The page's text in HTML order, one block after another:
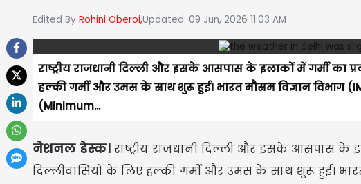
Edited By Rohini Oberoi,Updated: 09 Jun, 2026 11:03 AM
राष्ट्रीय राजधानी दिल्ली और इसके आसपास के इलाकों में गर्मी का
हल्की गर्मी और उमस के साथ शुरू हुई। भारत मौसम विज्ञान
(Minimum...
नेशनल डेस्क। राष्ट्रीय राजधानी दिल्ली और इसके आसपास के
दिल्लीवासियों के लिए हल्की गर्मी और उमस के साथ शुरू हुई।